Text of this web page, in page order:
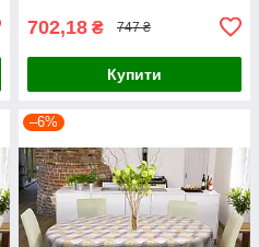
702,18 ₴ 747 ₴
Купити
–6%